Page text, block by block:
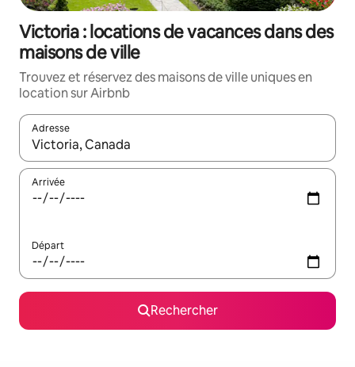
Victoria : locations de vacances dans des
maisons de ville
Trouvez et réservez des maisons de ville uniques en
location sur Airbnb
Adresse
Lorsque les résultats s'affichent, utilisez les flèches vers le
Arrivée
Départ
Rechercher